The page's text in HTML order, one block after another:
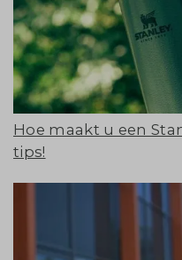
Hoe maakt u een
tips!